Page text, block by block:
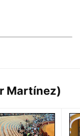
Martínez)